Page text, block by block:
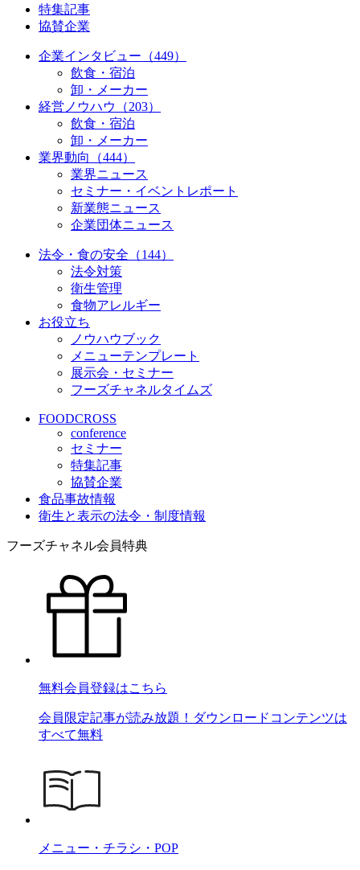
特集記事
協賛企業
企業インタビュー（449）
飲食・宿泊
卸・メーカー
経営ノウハウ（203）
飲食・宿泊
卸・メーカー
業界動向（444）
業界ニュース
セミナー・イベントレポート
新業態ニュース
企業団体ニュース
法令・食の安全（144）
法令対策
衛生管理
食物アレルギー
お役立ち
ノウハウブック
メニューテンプレート
展示会・セミナー
フーズチャネルタイムズ
FOODCROSS
conference
セミナー
特集記事
協賛企業
食品事故情報
衛生と表示の法令・制度情報
フーズチャネル会員特典
無料会員登録はこちら
会員限定記事が読み放題！ダウンロードコンテンツは
すべて無料
メニュー・チラシ・POP